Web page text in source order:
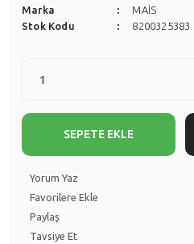
Marka
MAİS
Stok Kodu
8200325383
SEPETE EKLE
Yorum Yaz
Paylaş
Tavsiye Et